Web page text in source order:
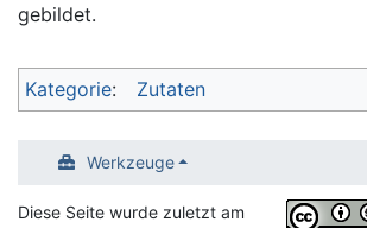
gebildet.
Kategorie: Zutaten
Werkzeuge
Diese Seite wurde zuletzt am